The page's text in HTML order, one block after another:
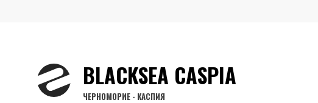
BLACKSEA CASPIA
ЧЕРНОМОРИЕ - КАСПИЯ